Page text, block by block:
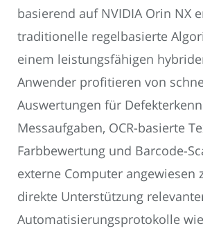
basierend auf NVIDIA Orin NX
traditionelle regelbasierte
einem leistungsfähigen
Anwender profitieren von
Auswertungen für
Messaufgaben, OCR-basierte
Farbbewertung und Barcode-
externe Computer angewiesen
direkte Unterstützung
Automatisierungsprotokolle